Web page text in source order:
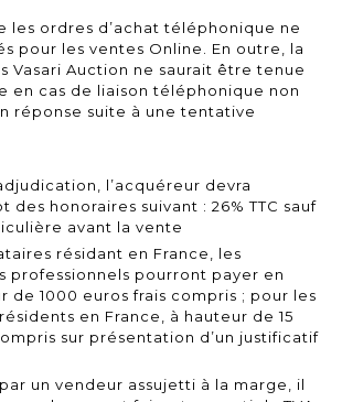
les ordres d’achat téléphonique ne
pour les ventes Online. En outre, la
Vasari Auction ne saurait être tenue
en cas de liaison téléphonique non
réponse suite à une tentative
l’acquéreur devra
des honoraires suivant : 26% TTC sauf
avant la vente
résidant en France, les
professionnels pourront payer en
de 1000 euros frais compris ; pour les
en France, à hauteur de 15
sur présentation d’un justificatif
un vendeur assujetti à la marge, il